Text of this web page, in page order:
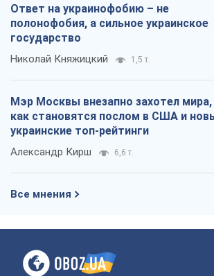
Ответ на украинофобию – не
полонофобия, а сильное украинское
государство
Николай Княжицкий 1,5 т.
Мэр Москвы внезапно захотел мира,
как становятся послом в США и
украинские топ-рейтинги
Александр Кирш 6,6 т.
Все мнения